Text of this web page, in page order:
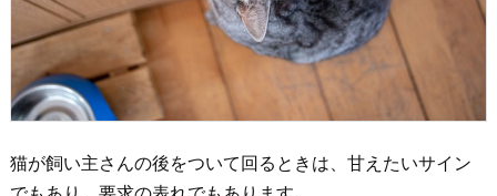
猫が飼い主さんの後をついて回るときは、甘えたいサイン